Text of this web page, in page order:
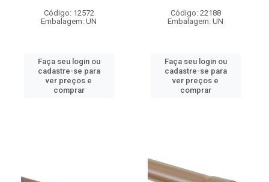
Código: 12572
Embalagem: UN
Faça seu login ou
cadastre-se para
ver preços e
comprar
Código: 22188
Embalagem: UN
Faça seu login ou
cadastre-se para
ver preços e
comprar